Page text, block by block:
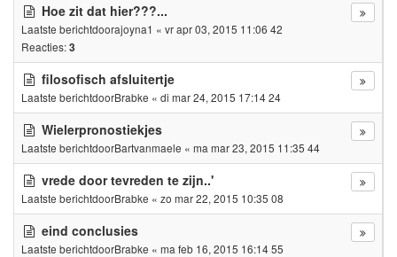
Hoe zit dat hier???...
Laatste berichtdoorajoyna1 « vr apr 03, 2015 11:06 42
Reacties:3
filosofisch afsluitertje
Laatste berichtdoorBrabke « di mar 24, 2015 17:14 24
Wielerpronostiekjes
Laatste berichtdoorBartvanmaele « ma mar 23, 2015 11:35 44
vrede door tevreden te zijn..'
Laatste berichtdoorBrabke « zo mar 22, 2015 10:35 08
eind conclusies
Laatste berichtdoorBrabke « ma feb 16, 2015 16:14 55